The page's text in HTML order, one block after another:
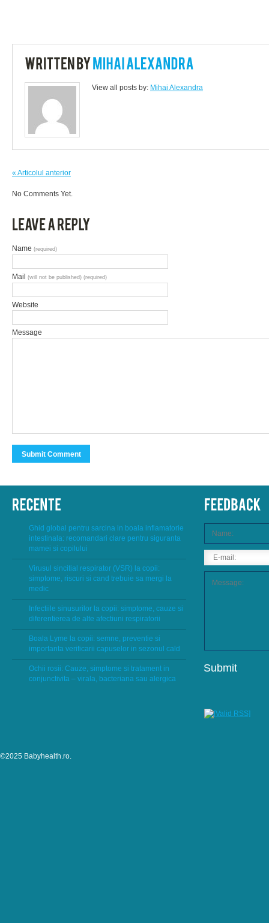
View all posts by: Mihai Alexandra
« Articolul anterior
No Comments Yet.
Name (required)
Mail (will not be published) (required)
Website
Message
Ghid global pentru sarcina in boala inflamatorie
intestinala: recomandari clare pentru siguranta
mamei si copilului
Virusul sincitial respirator (VSR) la copii:
simptome, riscuri si cand trebuie sa mergi la
medic
Infectiile sinusurilor la copii: simptome, cauze si
diferentierea de alte afectiuni respiratorii
Boala Lyme la copii: semne, preventie si
importanta verificarii capuselor in sezonul cald
Ochii rosii: Cauze, simptome si tratament in
conjunctivita – virala, bacteriana sau alergica
©2025 Babyhealth.ro.